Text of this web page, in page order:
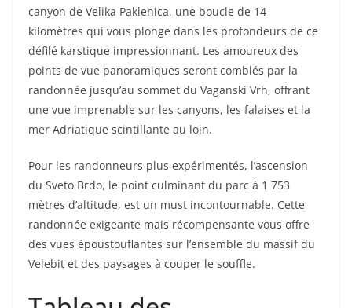
canyon de Velika Paklenica, une boucle de 14
kilomètres qui vous plonge dans les profondeurs de ce
défilé karstique impressionnant. Les amoureux des
points de vue panoramiques seront comblés par la
randonnée jusqu’au sommet du Vaganski Vrh, offrant
une vue imprenable sur les canyons, les falaises et la
mer Adriatique scintillante au loin.
Pour les randonneurs plus expérimentés, l’ascension
du Sveto Brdo, le point culminant du parc à 1 753
mètres d’altitude, est un must incontournable. Cette
randonnée exigeante mais récompensante vous offre
des vues époustouflantes sur l’ensemble du massif du
Velebit et des paysages à couper le souffle.